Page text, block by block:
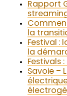
Rapport
la
Festival :
la
Festivals
Savoie –